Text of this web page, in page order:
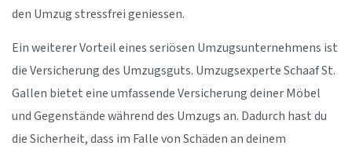
den Umzug stressfrei geniessen.
Ein weiterer Vorteil eines seriösen Umzugsunternehmens ist
die Versicherung des Umzugsguts. Umzugsexperte Schaaf St.
Gallen bietet eine umfassende Versicherung deiner Möbel
und Gegenstände während des Umzugs an. Dadurch hast du
die Sicherheit, dass im Falle von Schäden an deinem